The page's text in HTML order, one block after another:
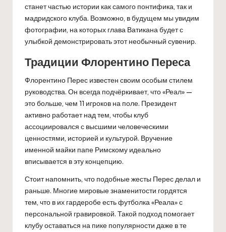
станет частью истории как самого понтифика, так и
мадридского клуба. Возможно, в будущем мы увидим
фотографии, на которых глава Ватикана будет с
улыбкой демонстрировать этот необычный сувенир.
Традиции Флорентино Переса
Флорентино Перес известен своим особым стилем
руководства. Он всегда подчёркивает, что «Реал» —
это больше, чем 11 игроков на поле. Президент
активно работает над тем, чтобы клуб
ассоциировался с высшими человеческими
ценностями, историей и культурой. Вручение
именной майки папе Римскому идеально
вписывается в эту концепцию.
Стоит напомнить, что подобные жесты Перес делал и
раньше. Многие мировые знаменитости гордятся
тем, что в их гардеробе есть футболка «Реала» с
персональной гравировкой. Такой подход помогает
клубу оставаться на пике популярности даже в те